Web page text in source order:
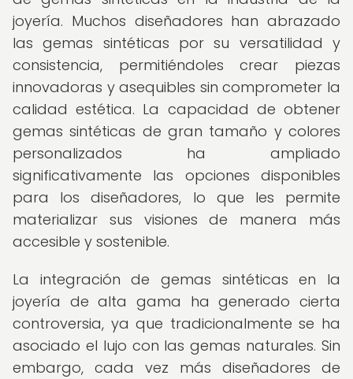
joyería. Muchos diseñadores han abrazado
las gemas sintéticas por su versatilidad y
consistencia, permitiéndoles crear piezas
innovadoras y asequibles sin comprometer la
calidad estética. La capacidad de obtener
gemas sintéticas de gran tamaño y colores
personalizados ha ampliado
significativamente las opciones disponibles
para los diseñadores, lo que les permite
materializar sus visiones de manera más
accesible y sostenible.
La integración de gemas sintéticas en la
joyería de alta gama ha generado cierta
controversia, ya que tradicionalmente se ha
asociado el lujo con las gemas naturales. Sin
embargo, cada vez más diseñadores de